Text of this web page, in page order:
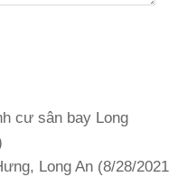
cư sân bay Long
Long An (8/28/2021